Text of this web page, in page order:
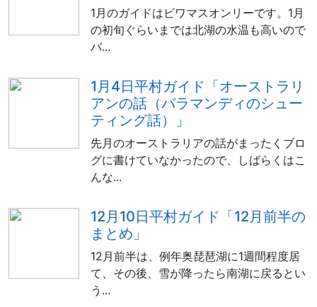
1月のガイドはビワマスオンリーです。1月
の初旬ぐらいまでは北湖の水温も高いので
バ...
1月4日平村ガイド「オーストラリ
アンの話（バラマンディのシュー
ティング話）」
先月のオーストラリアの話がまったくブロ
グに書けていなかったので、しばらくはこ
んな...
12月10日平村ガイド「12月前半の
まとめ」
12月前半は、例年奥琵琶湖に1週間程度居
て、その後、雪が降ったら南湖に戻るとい
う...